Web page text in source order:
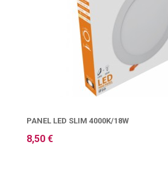
PANEL LED SLIM 4000K/18W
8,50 €